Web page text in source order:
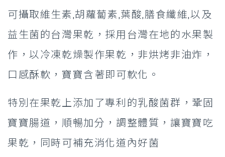
可攝取維生素,胡蘿蔔素,葉酸,膳食纖維,以及
益生菌的台灣果乾，採用台灣在地的水果製
作，以冷凍乾燥製作果乾，非烘烤非油炸，
口感酥軟，寶寶含著即可軟化。
特別在果乾上添加了專利的乳酸菌群，鞏固
寶寶腸道，順暢加分，調整體質，讓寶寶吃
果乾，同時可補充消化道內好菌